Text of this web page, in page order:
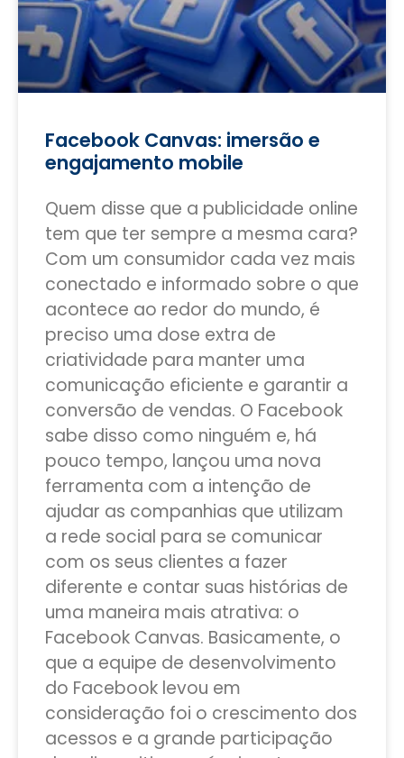
Facebook Canvas: imersão e
engajamento mobile
Quem disse que a publicidade online
tem que ter sempre a mesma cara?
Com um consumidor cada vez mais
conectado e informado sobre o que
acontece ao redor do mundo, é
preciso uma dose extra de
criatividade para manter uma
comunicação eficiente e garantir a
conversão de vendas. O Facebook
sabe disso como ninguém e, há
pouco tempo, lançou uma nova
ferramenta com a intenção de
ajudar as companhias que utilizam
a rede social para se comunicar
com os seus clientes a fazer
diferente e contar suas histórias de
uma maneira mais atrativa: o
Facebook Canvas. Basicamente, o
que a equipe de desenvolvimento
do Facebook levou em
consideração foi o crescimento dos
acessos e a grande participação